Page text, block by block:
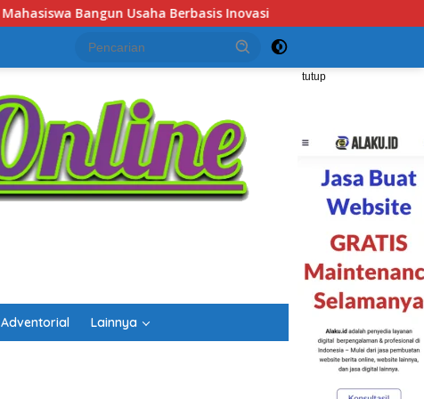
Job Fair Kalsel 2026 Dibuka, Sediakan Hampir 2.000
tutup
Adventorial Lainnya